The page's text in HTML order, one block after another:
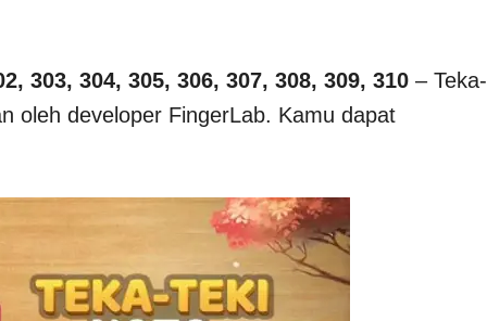
303, 304, 305, 306, 307, 308, 309, 310 – Teka-
oleh developer FingerLab. Kamu dapat